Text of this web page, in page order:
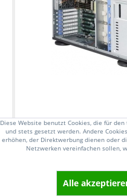
Dual Sockel P, 2nd
Prozessoren
Diese Website benutzt Cookies, die für
und stets gesetzt werden. Andere
erhöhen, der Direktwerbung dienen oder
Netzwerken vereinfachen sollen,
Alle